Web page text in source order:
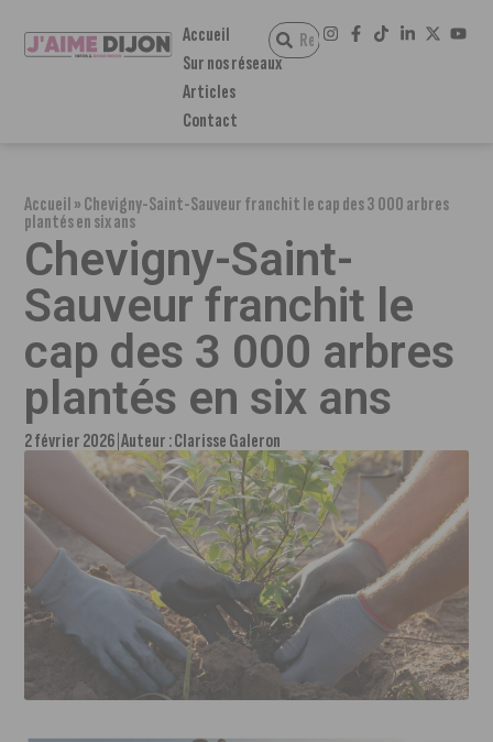
Accueil
Sur nos réseaux
Articles
Contact
Accueil»Chevigny-Saint-Sauveur franchit le cap des 3 000 arbres
plantés en six ans
Chevigny-Saint-
Sauveur franchit le
cap des 3 000 arbres
plantés en six ans
2 février 2026 Auteur :Clarisse Galeron